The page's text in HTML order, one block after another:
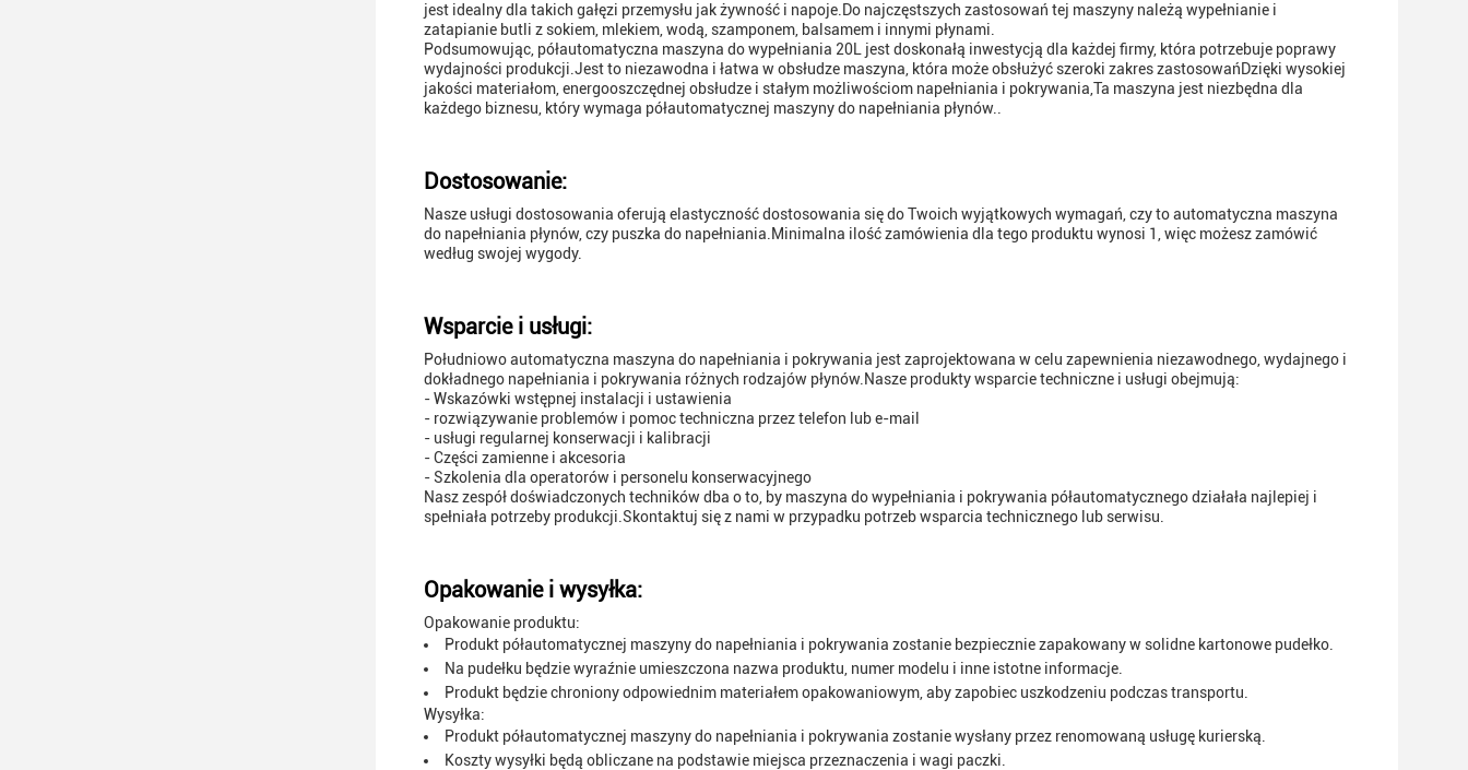
jest idealny dla takich gałęzi przemysłu jak żywność i napoje.Do najczęstszych zastosowań tej maszyny należą wypełnianie i
zatapianie butli z sokiem, mlekiem, wodą, szamponem, balsamem i innymi płynami.
Podsumowując, półautomatyczna maszyna do wypełniania 20L jest doskonałą inwestycją dla każdej firmy, która potrzebuje poprawy
wydajności produkcji.Jest to niezawodna i łatwa w obsłudze maszyna, która może obsłużyć szeroki zakres zastosowańDzięki wysokiej
jakości materiałom, energooszczędnej obsłudze i stałym możliwościom napełniania i pokrywania,Ta maszyna jest niezbędna dla
każdego biznesu, który wymaga półautomatycznej maszyny do napełniania płynów..
Dostosowanie:
Nasze usługi dostosowania oferują elastyczność dostosowania się do Twoich wyjątkowych wymagań, czy to automatyczna maszyna
do napełniania płynów, czy puszka do napełniania.Minimalna ilość zamówienia dla tego produktu wynosi 1, więc możesz zamówić
według swojej wygody.
Wsparcie i usługi:
Południowo automatyczna maszyna do napełniania i pokrywania jest zaprojektowana w celu zapewnienia niezawodnego, wydajnego i
dokładnego napełniania i pokrywania różnych rodzajów płynów.Nasze produkty wsparcie techniczne i usługi obejmują:
- Wskazówki wstępnej instalacji i ustawienia
- rozwiązywanie problemów i pomoc techniczna przez telefon lub e-mail
- usługi regularnej konserwacji i kalibracji
- Części zamienne i akcesoria
- Szkolenia dla operatorów i personelu konserwacyjnego
Nasz zespół doświadczonych techników dba o to, by maszyna do wypełniania i pokrywania półautomatycznego działała najlepiej i
spełniała potrzeby produkcji.Skontaktuj się z nami w przypadku potrzeb wsparcia technicznego lub serwisu.
Opakowanie i wysyłka:
Opakowanie produktu:
Produkt półautomatycznej maszyny do napełniania i pokrywania zostanie bezpiecznie zapakowany w solidne kartonowe pudełko.
Na pudełku będzie wyraźnie umieszczona nazwa produktu, numer modelu i inne istotne informacje.
Produkt będzie chroniony odpowiednim materiałem opakowaniowym, aby zapobiec uszkodzeniu podczas transportu.
Wysyłka:
Produkt półautomatycznej maszyny do napełniania i pokrywania zostanie wysłany przez renomowaną usługę kurierską.
Koszty wysyłki będą obliczane na podstawie miejsca przeznaczenia i wagi paczki.